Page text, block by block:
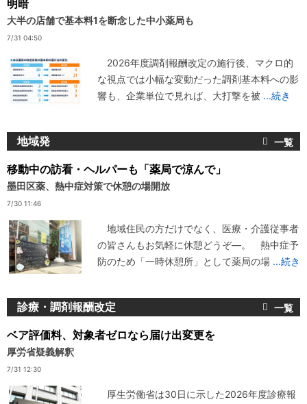
明暗
大半の店舗で基本料1を断念した中小薬局も
7/31 04:50
2026年度調剤報酬改定の施行後、マクロ的
な視点では小幅な変動だった調剤基本料への影
響も、企業単位で見れば、大打撃を被 ...続き
地域発
移動中の訪看・ヘルパーも「薬局で涼んで」
墨田区薬、熱中症対策で休憩の場開放
7/30 11:46
地域住民の方だけでなく、医療・介護従事者
の皆さんもお気軽に休憩どうぞ―。 熱中症予
防のため「一時休憩所」として薬局の場 ...続き
診療・調剤報酬改定
ベア評価料、対象者ゼロなら届け出変更を
厚労省疑義解釈
7/31 12:30
厚生労働省は30日に示した2026年度診療報